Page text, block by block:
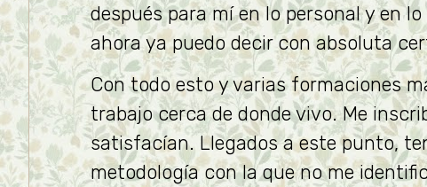
después para mí en lo personal y en
ahora ya puedo decir con absoluta
Con todo esto y varias formaciones
trabajo cerca de donde vivo. Me
satisfacían. Llegados a este punto,
metodología con la que no me